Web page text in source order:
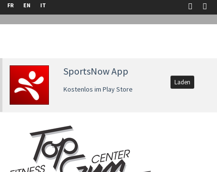
FR EN IT
SportsNow App
Kostenlos im Play Store
Laden